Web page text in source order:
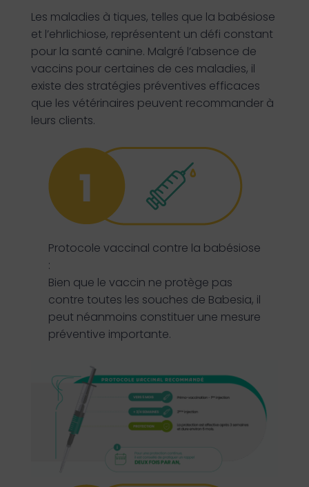
Les maladies à tiques, telles que la babésiose
et l’ehrlichiose, représentent un défi constant
pour la santé canine. Malgré l’absence de
vaccins pour certaines de ces maladies, il
existe des stratégies préventives efficaces
que les vétérinaires peuvent recommander à
leurs clients.
Protocole vaccinal contre la babésiose
:
Bien que le vaccin ne protège pas
contre toutes les souches de Babesia, il
peut néanmoins constituer une mesure
préventive importante.